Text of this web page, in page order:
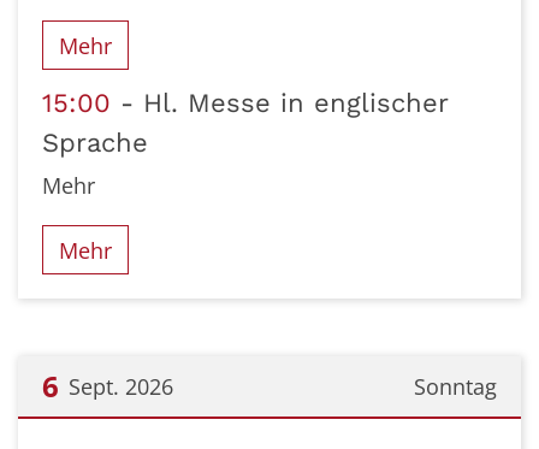
Mehr
15:00
Hl. Messe in englischer
Sprache
Mehr
Mehr
Sonntag
6 Sept. 2026